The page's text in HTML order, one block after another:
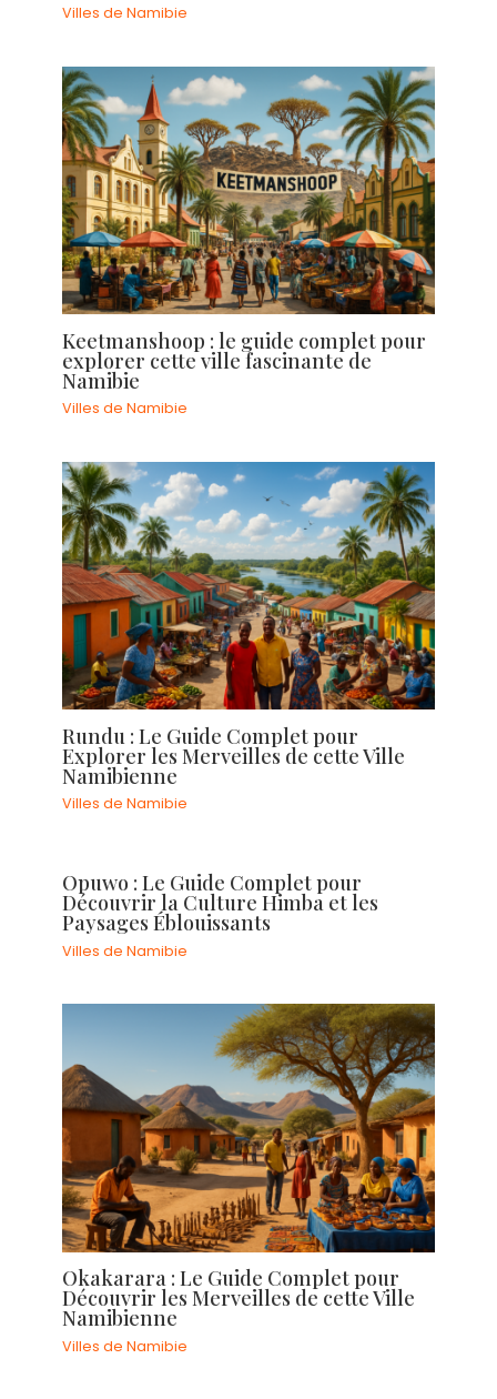
Villes de Namibie
Keetmanshoop : le guide complet pour
explorer cette ville fascinante de
Namibie
Villes de Namibie
Rundu : Le Guide Complet pour
Explorer les Merveilles de cette Ville
Namibienne
Villes de Namibie
Opuwo : Le Guide Complet pour
Découvrir la Culture Himba et les
Paysages Éblouissants
Villes de Namibie
Okakarara : Le Guide Complet pour
Découvrir les Merveilles de cette Ville
Namibienne
Villes de Namibie